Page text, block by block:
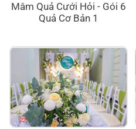
Mâm Quả Cưới Hỏi - Gói 6
Quả Cơ Bản 1